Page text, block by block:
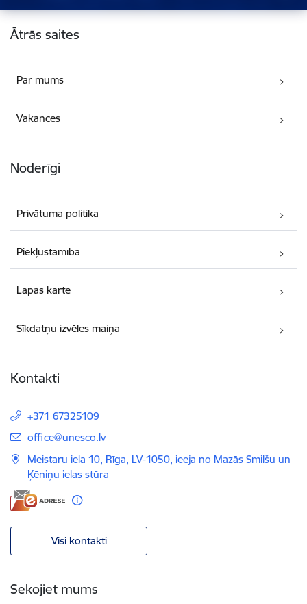
Kājene
Ātrās saites
Par mums
Vakances
Noderīgi
Privātuma politika
Piekļūstamība
Lapas karte
Sīkdatņu izvēles maiņa
Kontakti
+371 67325109
E-pasts:
office@unesco.lv
Meistaru iela 10, Rīga, LV-1050, ieeja no Mazās Smilšu un
Ķēniņu ielas stūra
Visi kontakti
Sekojiet mums